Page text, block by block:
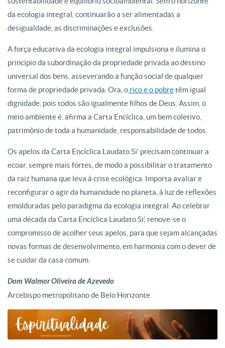
da ecologia integral, continuarão a seralimentadas a
desigualdade, as discriminações e exclusões.
A força educativa da ecologia integral impulsiona e ilumina o
princípio da subordinação da propriedade privada ao destino
universal dos bens, asseverando a função social de qualquer
forma de propriedade privada. Ora, o rico e o pobretêm igual
dignidade, pois todos são igualmente filhos de Deus. Assim, o
meio ambiente é,afirma a Carta Encíclica, um bem coletivo,
patrimônio de toda a humanidade, responsabilidade de todos.
Os apelos da Carta Encíclica Laudato Si’ precisam continuar a
ecoar, sempre mais fortes, de modo a possibilitar o tratamento
da raiz humana que leva à criseecológica. Importa avaliar e
reconfigurar o agir da humanidade no planeta, à luzde reflexões
emolduradas pelo paradigma da ecologia integral. Ao celebrar
uma década da Carta Encíclica Laudato Si’, renove-se o
compromisso de acolher seus apelos, para que sejam alcançadas
novas formas de desenvolvimento, em harmonia com o dever de
se cuidar da casa comum.
Dom Walmor Oliveira de Azevedo
Arcebispo metropolitano de Belo Horizonte